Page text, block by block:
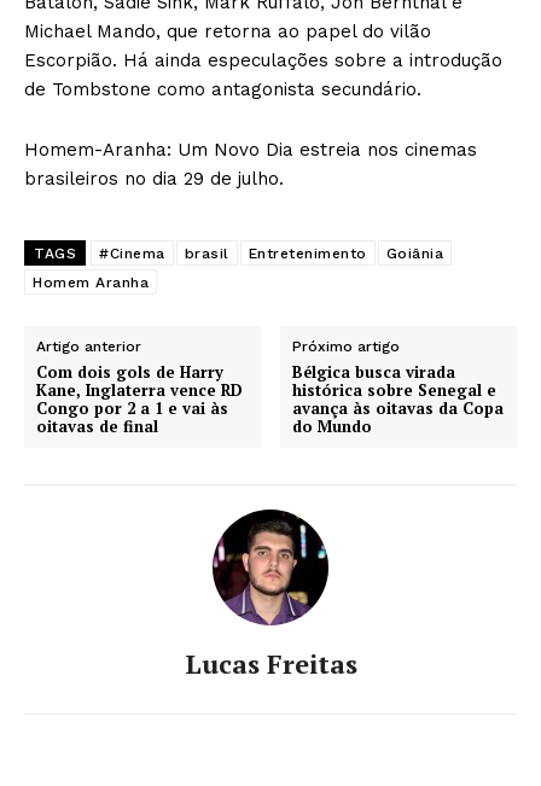
Michael Mando, que retorna ao papel do vilão
Escorpião. Há ainda especulações sobre a introdução
de Tombstone como antagonista secundário.
Homem-Aranha: Um Novo Dia estreia nos cinemas
brasileiros no dia 29 de julho.
TAGS #Cinema brasil Entretenimento
Goiânia
Homem Aranha
Artigo anterior
Com dois gols de Harry
Kane, Inglaterra vence RD
Congo por 2 a 1 e vai às
oitavas de final
Próximo artigo
Bélgica busca virada
histórica sobre Senegal e
avança às oitavas da Copa
do Mundo
Lucas Freitas